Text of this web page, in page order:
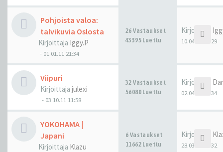
Pohjoista valoa:
talvikuvia Oslosta
Kirjoittaja Iggy.P
- 01.01.11 21:34
26 Vastaukset
43395 Luettu
Kirjoittaja
10.04.21 11:29
Viipuri
Kirjoittaja julexi
- 03.10.11 11:58
32 Vastaukset
56080 Luettu
Kirjoittaja
02.04.21 14:34
YOKOHAMA |
Japani
Kirjoittaja Klazu
6 Vastaukset
11662 Luettu
Kirjoittaja
28.03.21 02:32